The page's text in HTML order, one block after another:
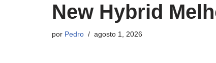
New Hybrid
por Pedro agosto 1, 2026